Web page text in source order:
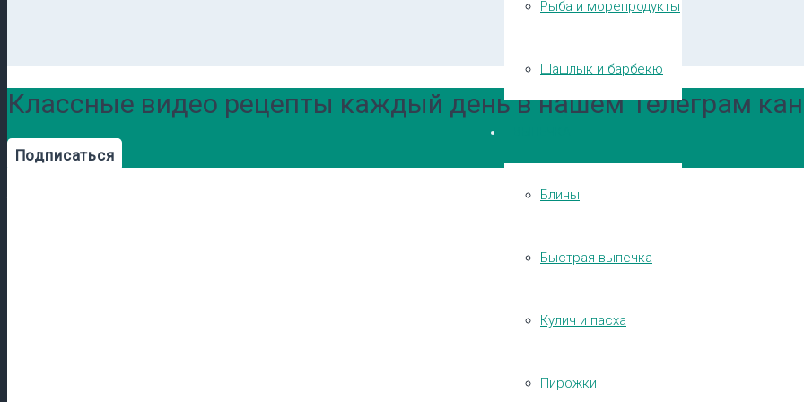
Рыба и морепродукты
Шашлык и барбекю
Блины
Быстрая выпечка
Кулич и пасха
Пирожки
Классные видео рецепты каждый день в нашем Телеграм
Подписаться